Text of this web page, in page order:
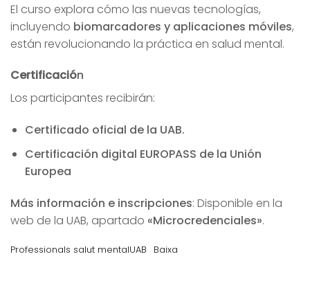
El curso explora cómo las nuevas tecnologías,
incluyendo biomarcadores y aplicaciones móviles,
están revolucionando la práctica en salud mental.
Certificación
Los participantes recibirán:
Certificado oficial de la UAB.
Certificación digital EUROPASS de la Unión
Europea
Más información e inscripciones: Disponible en la
web de la UAB, apartado «Microcredenciales».
Professionals salut mentalUAB Baixa